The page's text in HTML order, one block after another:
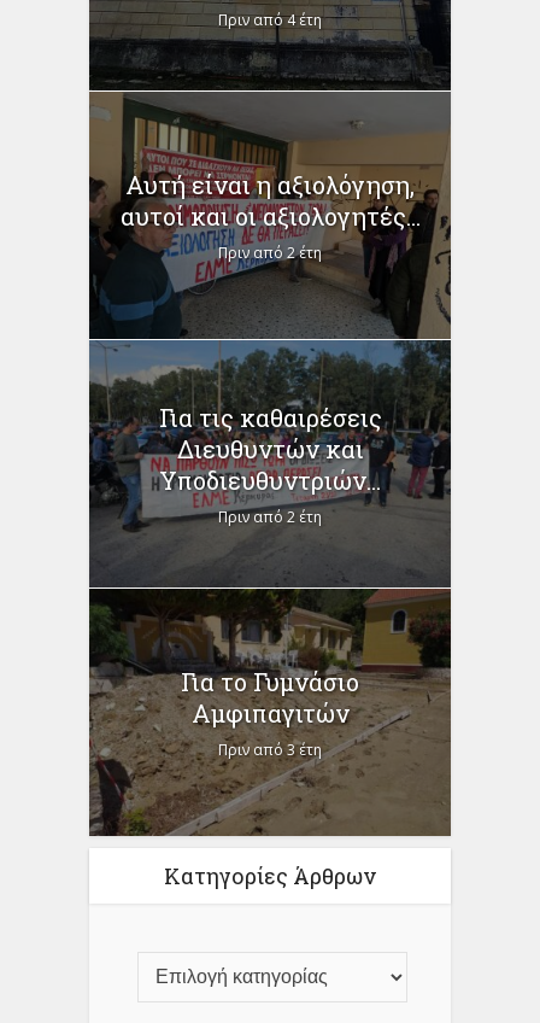
Πριν από 4 έτη
Αυτή είναι η αξιολόγηση,
αυτοί και οι αξιολογητές...
Πριν από 2 έτη
Για τις καθαιρέσεις
Διευθυντών και
Υποδιευθυντριών...
Πριν από 2 έτη
Για το Γυμνάσιο
Αμφιπαγιτών
Πριν από 3 έτη
Κατηγορίες Άρθρων